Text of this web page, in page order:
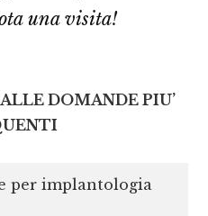
una visita!
DOMANDE PIU’
per implantologia